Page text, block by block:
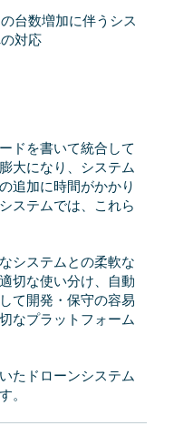
台数増加に伴うシス
対応
ドを書いて統合して
大になり、システム
追加に時間がかかり
ステムでは、これら
システムとの柔軟な
切な使い分け、自動
て開発・保守の容易
なプラットフォーム
たドローンシステム
。